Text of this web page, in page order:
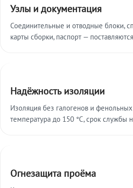
Узлы и документация
Соединительные и отводные блоки,
карты сборки, паспорт —
Надёжность изоляции
Изоляция без галогенов и
температура до 150 °C, срок службы
Огнезащита проёма